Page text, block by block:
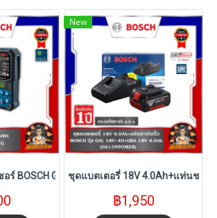
ร์ BOSCH GLM 50-23 G 50 เมตร
New
ชุดแบตเตอรี่ 18V 4.0Ah+แท่นชาร์จ
฿1,950